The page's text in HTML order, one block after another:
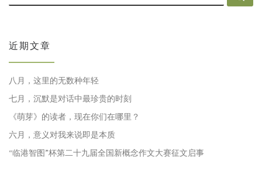
近期文章
八月，这里的无数种年轻
七月，沉默是对话中最珍贵的时刻
《萌芽》的读者，现在你们在哪里？
六月，意义对我来说即是本质
“临港智图”杯第二十九届全国新概念作文大赛征文启事